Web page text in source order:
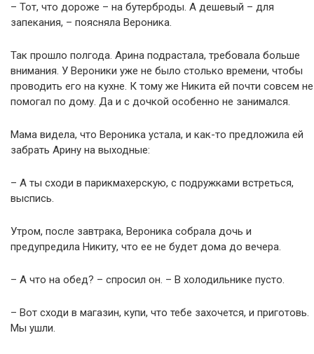
– Тот, что дороже – на бутерброды. А дешевый – для
запекания, – поясняла Вероника.
Так прошло полгода. Арина подрастала, требовала больше
внимания. У Вероники уже не было столько времени, чтобы
проводить его на кухне. К тому же Никита ей почти совсем не
помогал по дому. Да и с дочкой особенно не занимался.
Мама видела, что Вероника устала, и как-то предложила ей
забрать Арину на выходные:
– А ты сходи в парикмахерскую, с подружками встреться,
выспись.
Утром, после завтрака, Вероника собрала дочь и
предупредила Никиту, что ее не будет дома до вечера.
– А что на обед? – спросил он. – В холодильнике пусто.
– Вот сходи в магазин, купи, что тебе захочется, и приготовь.
Мы ушли.